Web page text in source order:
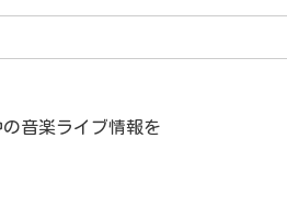
の音楽ライブ情報を